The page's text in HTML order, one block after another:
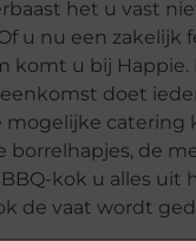
het u vast
u nu een
u bij
doet
borrelhapjes, de
kok u alles
de vaat wordt